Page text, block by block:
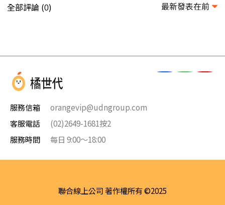
全部評論 (0) 最新發表在前
服務信箱
orangevip@udngroup.com
客服電話
(02)2649-1681按2
服務時間
每日 9:00～18:00
聯合線上公司 著作權所有 ©2025